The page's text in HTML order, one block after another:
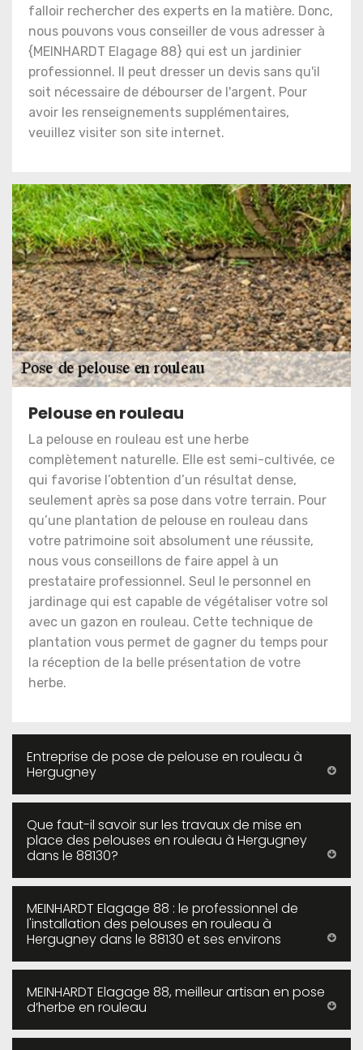
falloir rechercher des experts en la matière. Donc,
nous pouvons vous conseiller de vous adresser à
{MEINHARDT Elagage 88} qui est un jardinier
professionnel. Il peut dresser un devis sans qu'il
soit nécessaire de débourser de l'argent. Pour
avoir les renseignements supplémentaires,
veuillez visiter son site internet.
Pelouse en rouleau
La pelouse en rouleau est une herbe
complètement naturelle. Elle est semi-cultivée, ce
qui favorise l’obtention d’un résultat dense,
seulement après sa pose dans votre terrain. Pour
qu’une plantation de pelouse en rouleau dans
votre patrimoine soit absolument une réussite,
nous vous conseillons de faire appel à un
prestataire professionnel. Seul le personnel en
jardinage qui est capable de végétaliser votre sol
avec un gazon en rouleau. Cette technique de
plantation vous permet de gagner du temps pour
la réception de la belle présentation de votre
herbe.
Entreprise de pose de pelouse en rouleau à
Hergugney
Que faut-il savoir sur les travaux de mise en
place des pelouses en rouleau à Hergugney
dans le 88130?
MEINHARDT Elagage 88 : le professionnel de
l'installation des pelouses en rouleau à
Hergugney dans le 88130 et ses environs
MEINHARDT Elagage 88, meilleur artisan en pose
d’herbe en rouleau